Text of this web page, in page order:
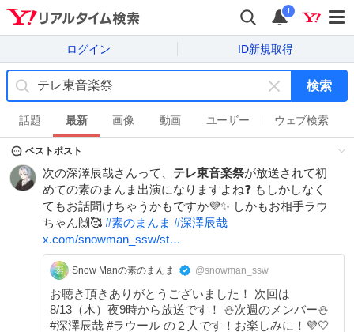
i
ログイン ID新規取得
キ
ー
ワ
ド
を
消
検索
話題 最新 画像 動画 ユーザー ウェブ検索
ベストポスト
次の深澤辰哉さんって、 テレ東音楽祭が放送されて初
めての素のまんま出演になりますよね❓ もしかしなく
てもお話聞けちゃうかもですか💜✨ しかもお相手ラウ
ちゃん🙌🥰 #素のまんま #深澤辰哉
x.com/snowman_ssw/st…
Snow Manの素のまんま @snowman_ssw
お聴き頂きありがとうございました！ 次回は
8/13（木）夜9時から放送です！ ⛄️次週のメンバー⛄️
#深澤辰哉 #ラウール の２人です！お楽しみに！💜🤍